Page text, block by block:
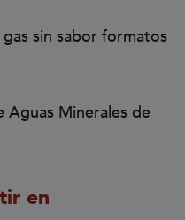
sin sabor formatos
Aguas Minerales de
en